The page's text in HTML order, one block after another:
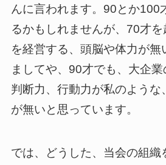
んに言われます。90とか100
るかもしれませんが、70才
を経営する、頭脳や体力が無
ましてや、90才でも、大企
判断力、行動力が私のような
が無いと思っています。
では、どうした、当会の組織